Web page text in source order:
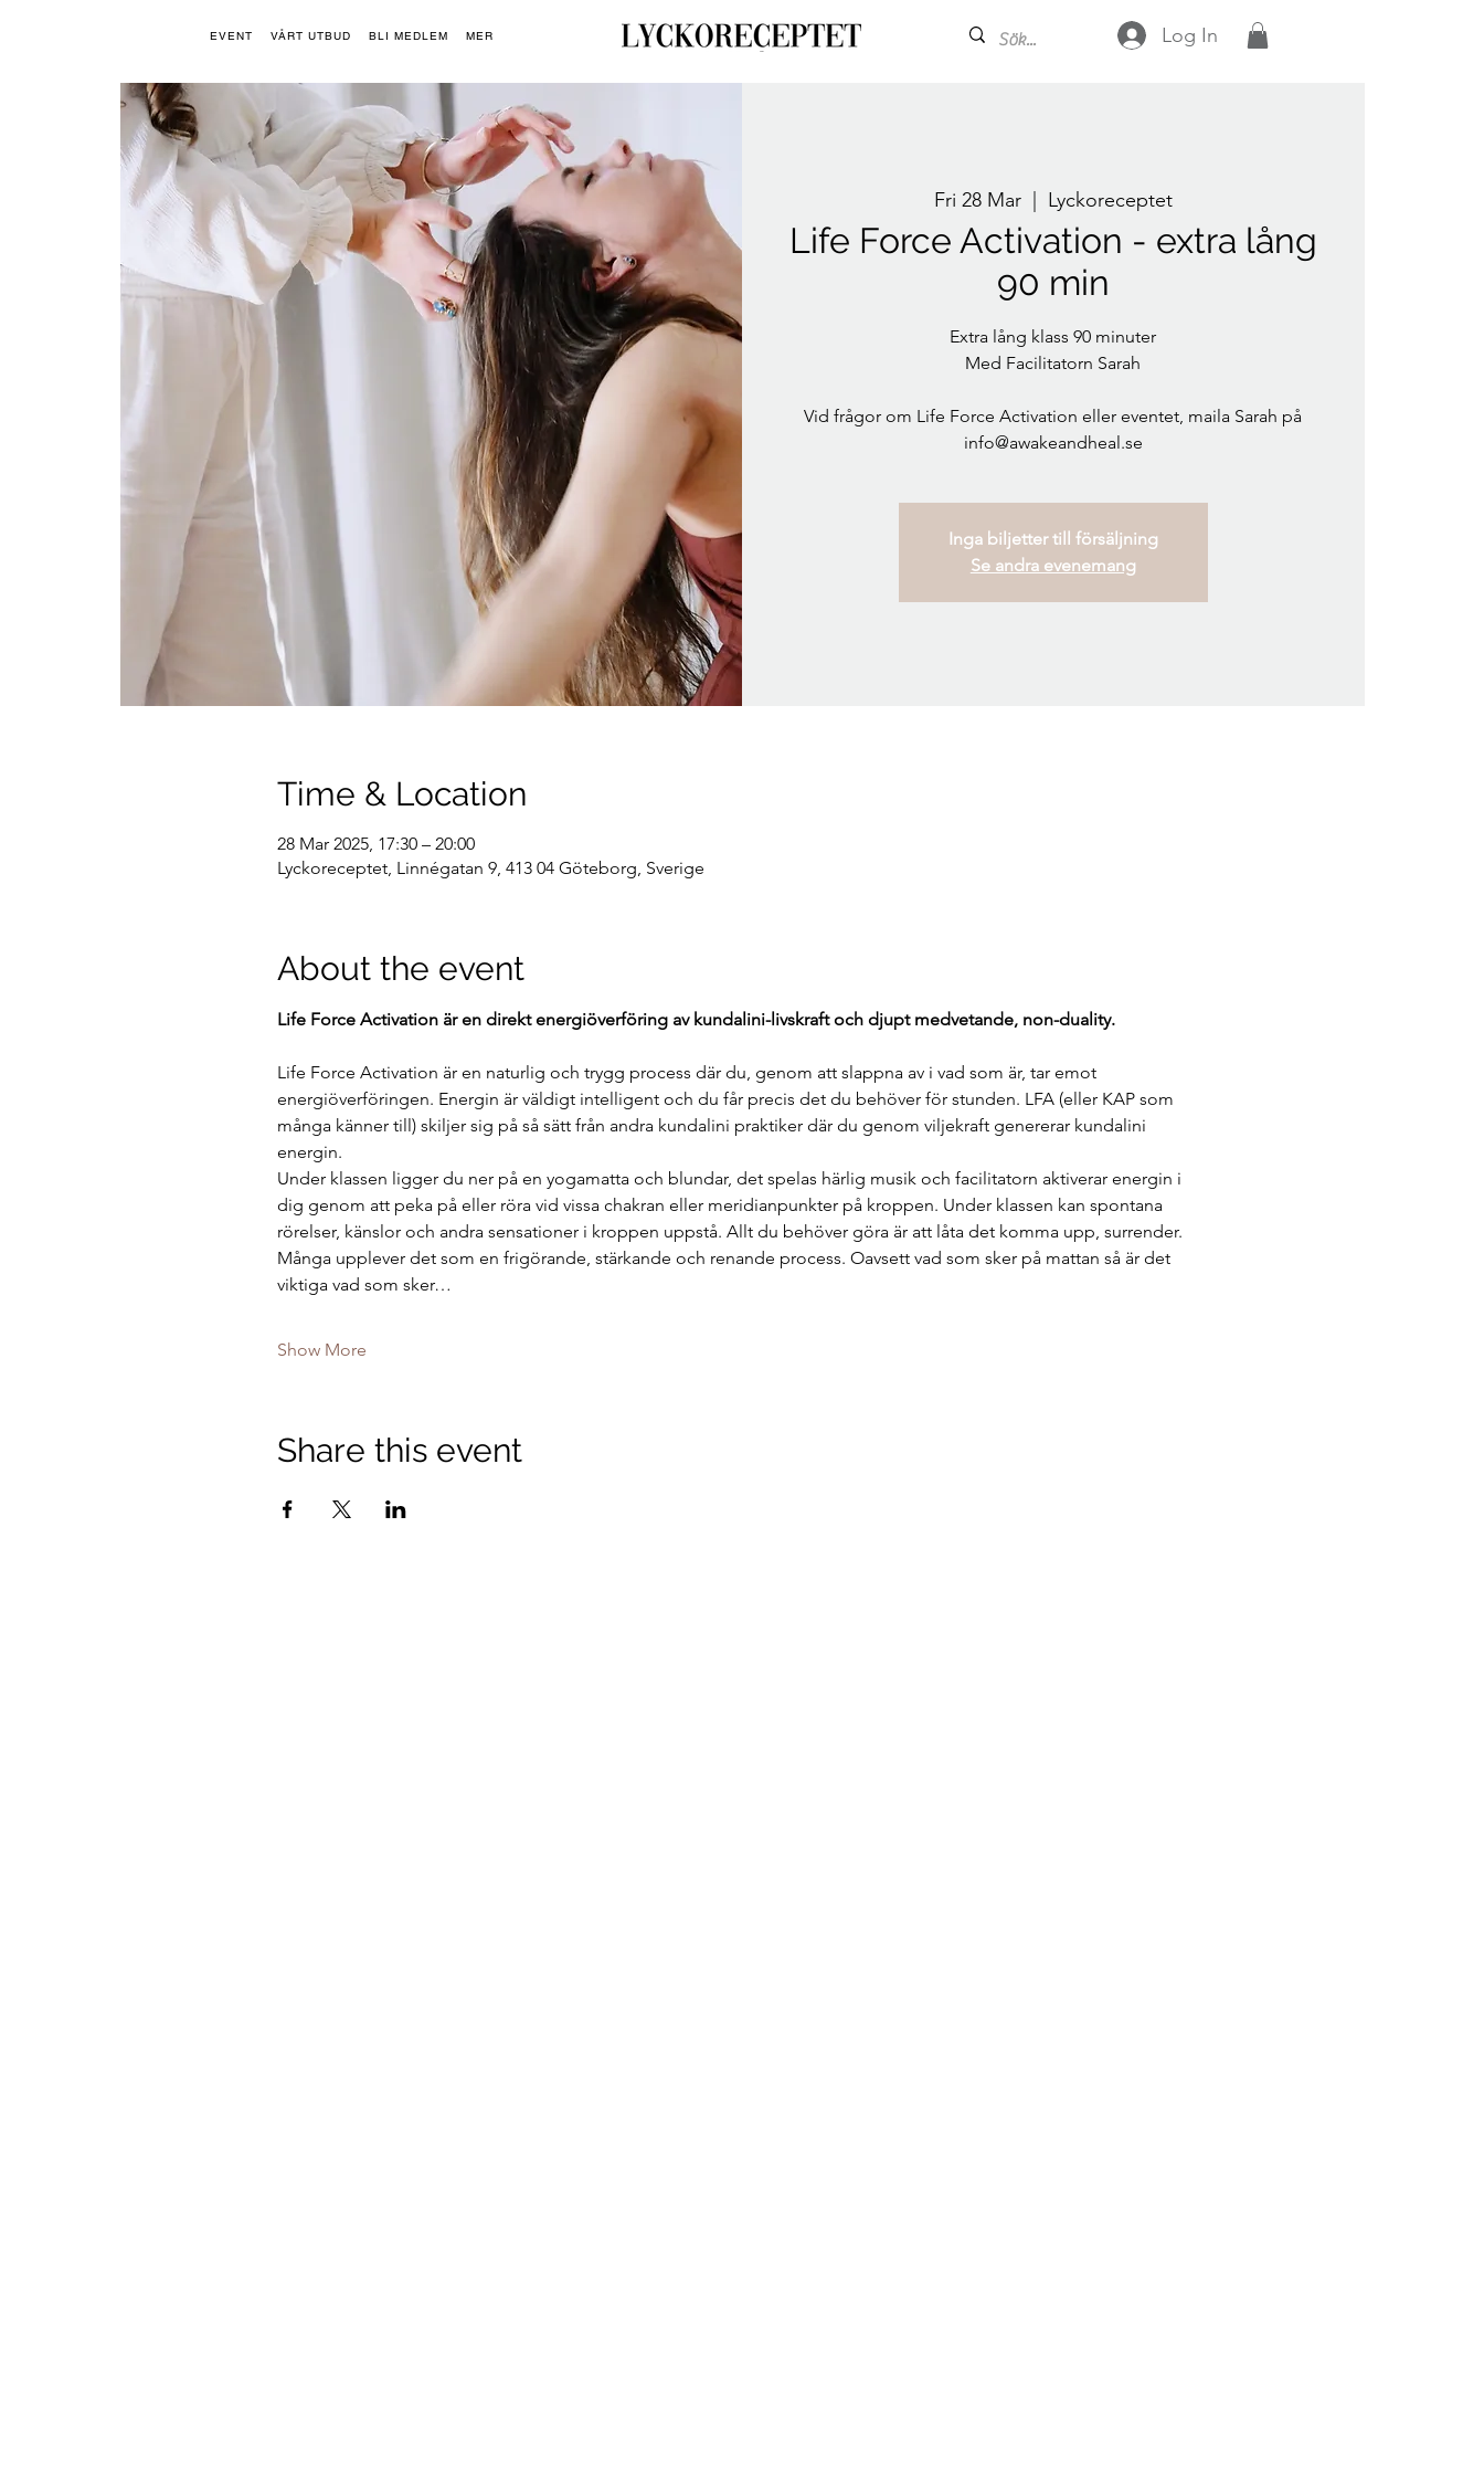
EVENT VÅRT UTBUD BLI MEDLEM MER Log In
Fri 28 Mar
  |
Lyckoreceptet
Life Force Activation - extra lång
90 min
Extra lång klass 90 minuter
Med Facilitatorn Sarah
Vid frågor om Life Force Activation eller eventet, maila Sarah på
info@awakeandheal.se
Inga biljetter till försäljning
Se andra evenemang
Time & Location
28 Mar 2025, 17:30 – 20:00
Lyckoreceptet, Linnégatan 9, 413 04 Göteborg, Sverige
About the event
Life Force Activation är en direkt energiöverföring av kundalini-livskraft och djupt medvetande, non-duality.
Life Force Activation är en naturlig och trygg process där du, genom att slappna av i vad som är, tar emot
energiöverföringen. Energin är väldigt intelligent och du får precis det du behöver för stunden. LFA (eller KAP som
många känner till) skiljer sig på så sätt från andra kundalini praktiker där du genom viljekraft genererar kundalini
energin.
Under klassen ligger du ner på en yogamatta och blundar, det spelas härlig musik och facilitatorn aktiverar energin i
dig genom att peka på eller röra vid vissa chakran eller meridianpunkter på kroppen. Under klassen kan spontana
rörelser, känslor och andra sensationer i kroppen uppstå. Allt du behöver göra är att låta det komma upp, surrender.
Många upplever det som en frigörande, stärkande och renande process. Oavsett vad som sker på mattan så är det
viktiga vad som sker…
Show More
Share this event